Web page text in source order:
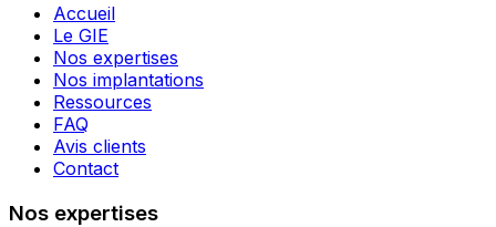
Accueil
Le GIE
Nos expertises
Nos implantations
Ressources
FAQ
Avis clients
Contact
Nos expertises